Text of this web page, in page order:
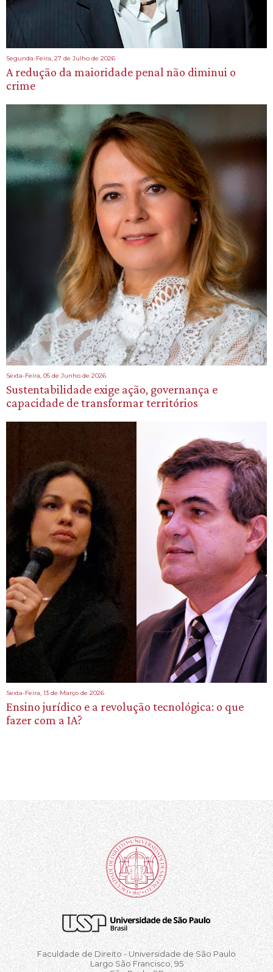
Segunda-Feira, 27 de Julho de 2026
A redução da maioridade penal não diminui o
crime
Sexta-Feira, 05 de Junho de 2026
Sustentabilidade exige ação, governança e
capacidade de transformar territórios
Sexta-Feira, 13 de Março de 2026
Ensino jurídico e a revolução tecnológica: o que
fazer com a IA?
Faculdade de Direito - Universidade de São Paulo
Largo São Francisco, 95